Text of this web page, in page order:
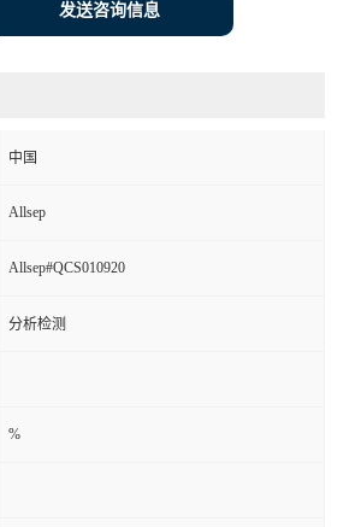
发送咨询信息
中国
Allsep
Allsep#QCS010920
分析检测
%